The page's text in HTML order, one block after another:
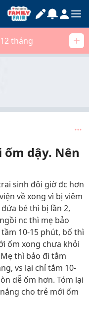
tháng
dậy. Nên
sinh đôi giờ đc hơn
về xong vì bị viêm
bé thì bị lần 2,
nc thì mẹ bảo
10-15 phút, bố thì
ốm xong chưa khỏi
thì bảo đi tắm
vs lại chỉ tắm 10-
dễ ốm hơn. Tóm lại
cho trẻ mới ốm